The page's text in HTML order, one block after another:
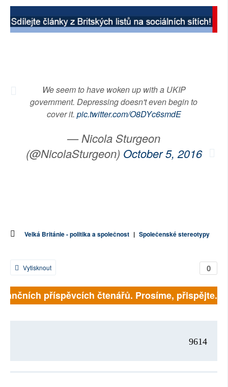
SOCIÁLNÍ SÍTĚ
We seem to have woken up with a UKIP
government. Depressing doesn't even begin to
cover it. pic.twitter.com/O8DYc6smdE
— Nicola Sturgeon
(@NicolaSturgeon) October 5, 2016
Velká Británie - politika a společnost | Společenské stereotypy
0
Vytisknout
příspěvcích čtenářů. Prosíme, přispějte.
9614